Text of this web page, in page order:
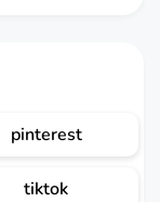
pinterest
tiktok